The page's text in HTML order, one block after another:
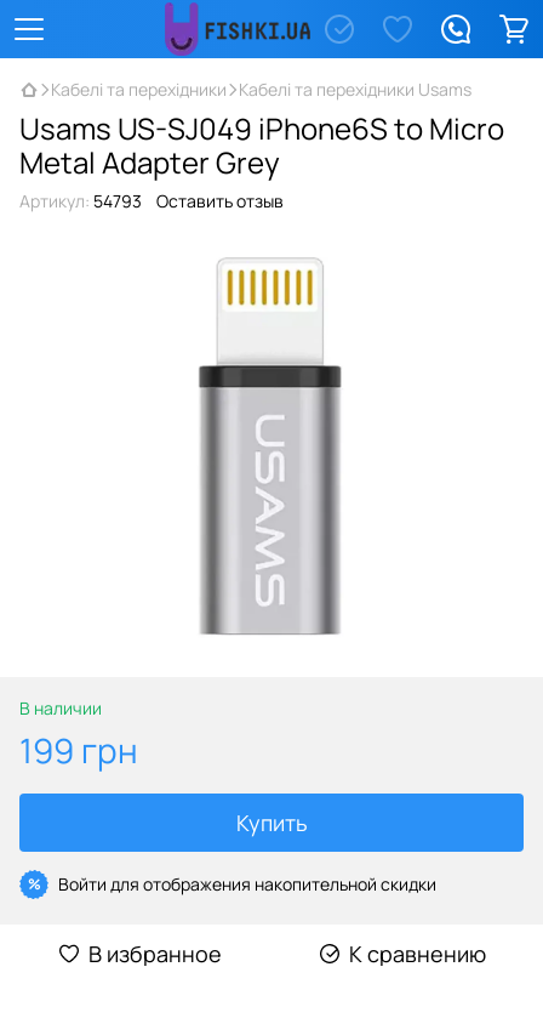
Кабелі та перехідники Кабелі та перехідники Usams
Usams US-SJ049 iPhone6S to Micro
Metal Adapter Grey
Артикул: 54793 Оставить отзыв
В наличии
199 грн
Купить
% Войти для отображения накопительной скидки
В избранное К сравнению